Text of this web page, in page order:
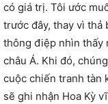
có giá trị. Tôi ước
trước đây, thay vì thả
thông điệp nhìn thấy
châu Á. Khi đó,
cuộc chiến tranh tàn
sẽ ghi nhận Hoa Kỳ